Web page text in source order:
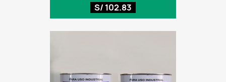
S/ 102.83